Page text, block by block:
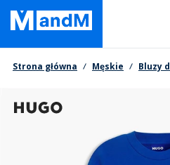
Skip
main
content
Primary
Nawigacja
Strona główna Męskie